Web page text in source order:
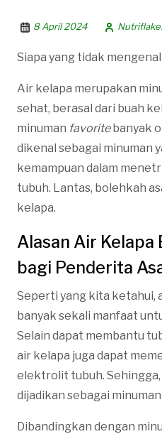
8 April 2024
Siapa yang tidak
Air kelapa merupakan
sehat, berasal dari buah
minuman favoritebanyak
dikenal sebagai minuman
kemampuan dalam
tubuh. Lantas, bolehkah
kelapa.
Alasan Air Kelapa
bagi Penderita
Seperti yang kita ketahui,
banyak sekali manfaat
Selain dapat membantu
air kelapa juga dapat
elektrolit tubuh.
dijadikan sebagai
Dibandingkan dengan